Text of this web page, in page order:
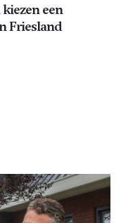
een
Friesland